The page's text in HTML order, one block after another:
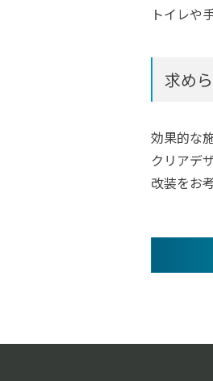
トイレや
求め
効果的な
クリアデ
改装をお